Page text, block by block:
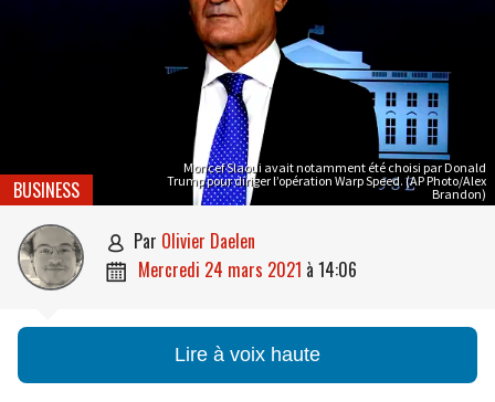
Moncef Slaoui avait notamment été choisi par Donald
Trump pour diriger l’opération Warp Speed. (AP Photo/Alex
Brandon)
BUSINESS
 par Olivier Daelen
 mercredi 24 mars 2021 à 14:06
Lire à voix haute